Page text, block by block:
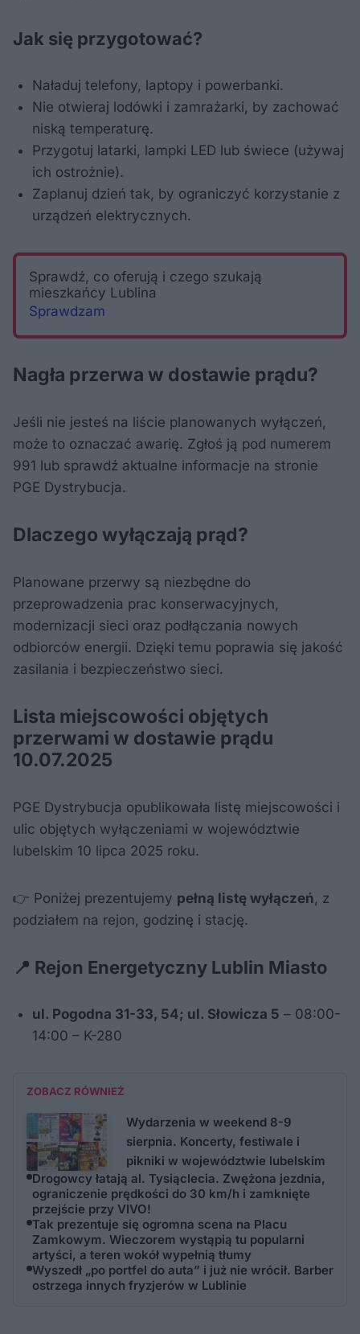
Jak się przygotować?
Naładuj telefony, laptopy i powerbanki.
Nie otwieraj lodówki i zamrażarki, by zachować
niską temperaturę.
Przygotuj latarki, lampki LED lub świece (używaj
ich ostrożnie).
Zaplanuj dzień tak, by ograniczyć korzystanie z
urządzeń elektrycznych.
Sprawdź, co oferują i czego szukają
mieszkańcy Lublina
Sprawdzam
Nagła przerwa w dostawie prądu?
Jeśli nie jesteś na liście planowanych wyłączeń,
może to oznaczać awarię. Zgłoś ją pod numerem
991 lub sprawdź aktualne informacje na stronie
PGE Dystrybucja.
Dlaczego wyłączają prąd?
Planowane przerwy są niezbędne do
przeprowadzenia prac konserwacyjnych,
modernizacji sieci oraz podłączania nowych
odbiorców energii. Dzięki temu poprawia się jakość
zasilania i bezpieczeństwo sieci.
Lista miejscowości objętych
przerwami w dostawie prądu
10.07.2025
PGE Dystrybucja opublikowała listę miejscowości i
ulic objętych wyłączeniami w województwie
lubelskim 10 lipca 2025 roku.
👉 Poniżej prezentujemy pełną listę wyłączeń , z
podziałem na rejon, godzinę i stację.
📍 Rejon Energetyczny Lublin Miasto
ul. Pogodna 31-33, 54; ul. Słowicza 5 – 08:00-
14:00 – K-280
ZOBACZ RÓWNIEŻ
Wydarzenia w weekend 8-9
sierpnia. Koncerty, festiwale i
pikniki w województwie lubelskim
Drogowcy łatają al. Tysiąclecia. Zwężona jezdnia,
ograniczenie prędkości do 30 km/h i zamknięte
przejście przy VIVO!
Tak prezentuje się ogromna scena na Placu
Zamkowym. Wieczorem wystąpią tu popularni
artyści, a teren wokół wypełnią tłumy
Wyszedł „po portfel do auta” i już nie wrócił. Barber
ostrzega innych fryzjerów w Lublinie